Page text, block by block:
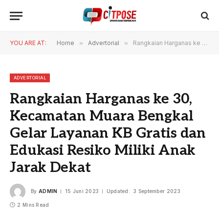
YOU ARE AT: Home » Advertorial » Rangkaian Harganas ke 30, Kecamatan Muara Bengkal Gelar Layanan KB Gratis dan Edukasi Resiko Miliki Anak Jarak Dekat
ADVERTORIAL
Rangkaian Harganas ke 30,
Kecamatan Muara Bengkal
Gelar Layanan KB Gratis dan
Edukasi Resiko Miliki Anak
Jarak Dekat
By ADMIN 15 Juni 2023 Updated: 3 September 2023
2 Mins Read